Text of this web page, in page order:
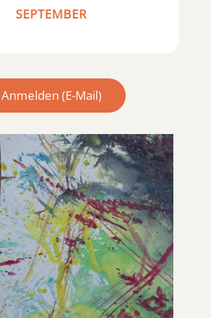
SEPTEMBER
Anmelden (E-Mail)